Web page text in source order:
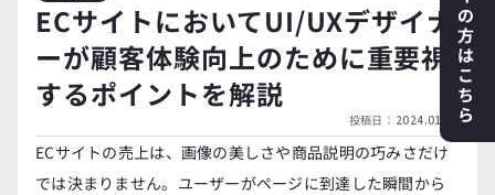
ECサイトにおいてUI/UXデザイナ
ーが顧客体験向上のために重要視
するポイントを解説
投稿日： 2024.01.01
ECサイトの売上は、画像の美しさや商品説明の巧みさだけ
では決まりません。ユーザーがページに到達した瞬間から
の
方
は
こ
ち
ら